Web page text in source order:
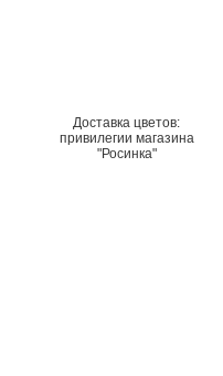
Доставка цветов:
привилегии магазина
"Росинка"